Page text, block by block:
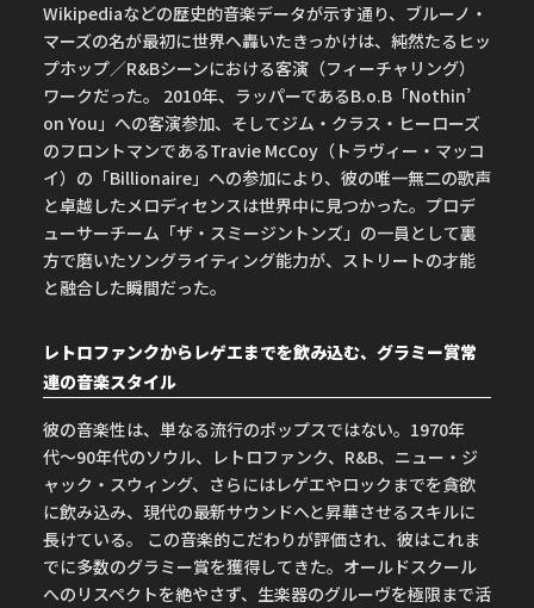
Wikipediaなどの歴史的音楽データが示す通り、ブルーノ・
マーズの名が最初に世界へ轟いたきっかけは、純然たるヒッ
プホップ／R&Bシーンにおける客演（フィーチャリング）
ワークだった。 2010年、ラッパーであるB.o.B「Nothin’
on You」への客演参加、そしてジム・クラス・ヒーローズ
のフロントマンであるTravie McCoy（トラヴィー・マッコ
イ）の「Billionaire」への参加により、彼の唯一無二の歌声
と卓越したメロディセンスは世界中に見つかった。プロデ
ューサーチーム「ザ・スミージントンズ」の一員として裏
方で磨いたソングライティング能力が、ストリートの才能
と融合した瞬間だった。
レトロファンクからレゲエまでを飲み込む、グラミー賞常
連の音楽スタイル
彼の音楽性は、単なる流行のポップスではない。1970年
代〜90年代のソウル、レトロファンク、R&B、ニュー・ジ
ャック・スウィング、さらにはレゲエやロックまでを貪欲
に飲み込み、現代の最新サウンドへと昇華させるスキルに
長けている。 この音楽的こだわりが評価され、彼はこれま
でに多数のグラミー賞を獲得してきた。オールドスクール
へのリスペクトを絶やさず、生楽器のグルーヴを極限まで活